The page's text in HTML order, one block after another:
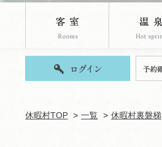
休暇村TOP 一覧 休暇村裏磐梯